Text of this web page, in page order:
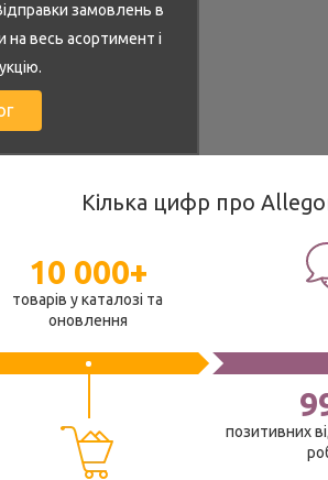
замовлень в
на весь асортимент і
Кілька цифр про
10 000+
товарів у каталозі та
оновлення
позитивних